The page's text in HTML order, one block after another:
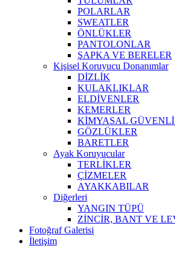
POLARLAR
SWEATLER
ÖNLÜKLER
PANTOLONLAR
ŞAPKA VE BERELER
Kişisel Koruyucu Donanımlar
DİZLİK
KULAKLIKLAR
ELDİVENLER
KEMERLER
KİMYASAL
GÖZLÜKLER
BARETLER
Ayak Koruyucular
TERLİKLER
ÇİZMELER
AYAKKABILAR
Diğerleri
YANGIN TÜPÜ
ZİNCİR, BANT VE
Fotoğraf Galerisi
İletişim